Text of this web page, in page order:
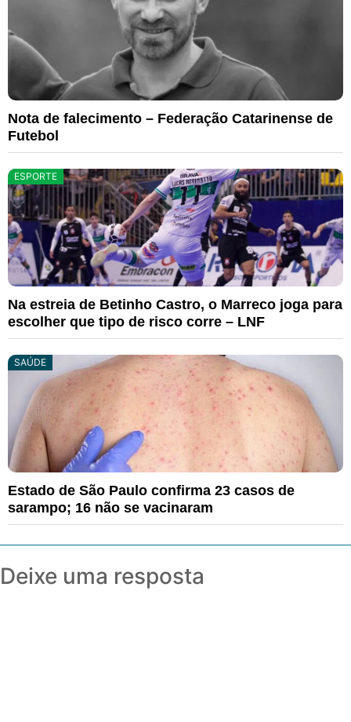
Nota de falecimento – Federação Catarinense de
Futebol
ESPORTE
Na estreia de Betinho Castro, o Marreco joga para
escolher que tipo de risco corre – LNF
SAÚDE
Estado de São Paulo confirma 23 casos de
sarampo; 16 não se vacinaram
Deixe uma resposta